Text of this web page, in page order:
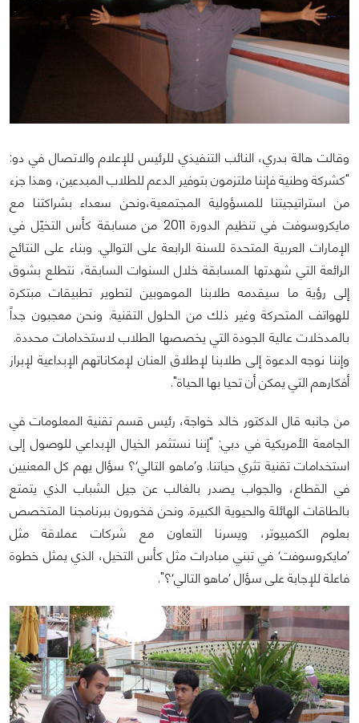
وقالت هالة بدري، النائب التنفيذي للرئيس للإعلام والاتصال في دو:
"كشركة وطنية فإننا ملتزمون بتوفير الدعم للطلاب المبدعين، وهذا جزء
من استراتيجيتنا للمسؤولية المجتمعية،ونحن سعداء بشراكتنا مع
مايكروسوفت في تنظيم الدورة 2011 من مسابقة كأس التخيّل في
الإمارات العربية المتحدة للسنة الرابعة على التوالي. وبناء على النتائج
الرائعة التي شهدتها المسابقة خلال السنوات السابقة، نتطلع بشوق
إلى رؤية ما سيقدمه طلابنا الموهوبين لتطوير تطبيقات مبتكرة
للهواتف المتحركة وغير ذلك من الحلول التقنية. ونحن معجبون جداً
بالمدخلات عالية الجودة التي يخصصها الطلاب لاستخدامات محددة.
وإننا نوجه الدعوة إلى طلابنا لإطلاق العنان لإمكاناتهم الإبداعية لإبراز
أفكارهم التي يمكن أن تحيا بها الحياة".
من جانبه قال الدكتور خالد خواجة، رئيس قسم تقنية المعلومات في
الجامعة الأمريكية في دبي: "إننا نستثمر الخيال الإبداعي للوصول إلى
استخدامات تقنية تثري حياتنا. و’ماهو التالي‘؟ سؤال يهم كل المعنيين
في القطاع، والجواب يصدر بالغالب عن جيل الشباب الذي يتمتع
بالطاقات الهائلة والحيوية الكبيرة. ونحن فخورون ببرنامجنا المتخصص
بعلوم الكمبيوتر، ويسرنا التعاون مع شركات عملاقة مثل
’مايكروسوفت‘ في تبني مبادرات مثل كأس التخيل، الذي يمثل خطوة
فاعلة للإجابة على سؤال ’ماهو التالي‘؟".